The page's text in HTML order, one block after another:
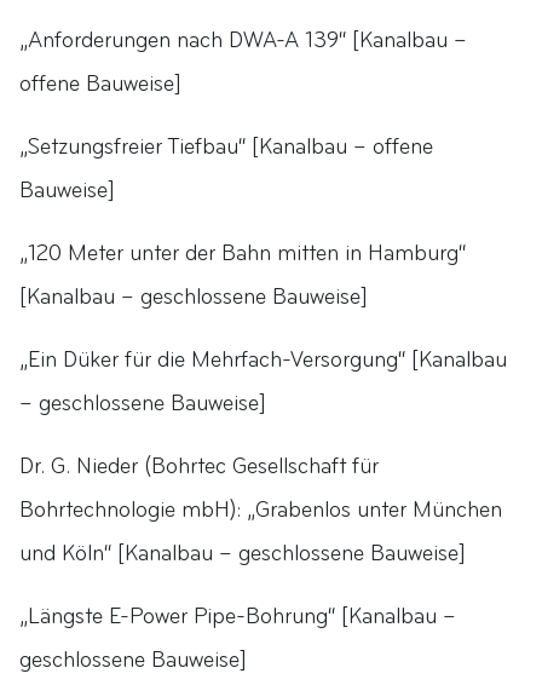
„Anforderungen nach DWA-A 139“ [Kanalbau –
offene Bauweise]
„Setzungsfreier Tiefbau“ [Kanalbau – offene
Bauweise]
„120 Meter unter der Bahn mitten in Hamburg“
[Kanalbau – geschlossene Bauweise]
„Ein Düker für die Mehrfach-Versorgung“ [Kanalbau
– geschlossene Bauweise]
Dr. G. Nieder (Bohrtec Gesellschaft für
Bohrtechnologie mbH): „Grabenlos unter München
und Köln“ [Kanalbau – geschlossene Bauweise]
„Längste E-Power Pipe-Bohrung“ [Kanalbau –
geschlossene Bauweise]